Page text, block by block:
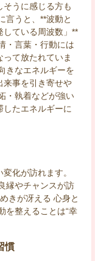
そうに感じる方も
言うと、**波動と
している周波数」**
・言葉・行動には
て放たれていま
きなエネルギーを
来事を引き寄せや
・執着などが強い
したエネルギーに
化が訪れます。
縁やチャンスが訪
きが冴える 心身と
を整えることは“幸
慣